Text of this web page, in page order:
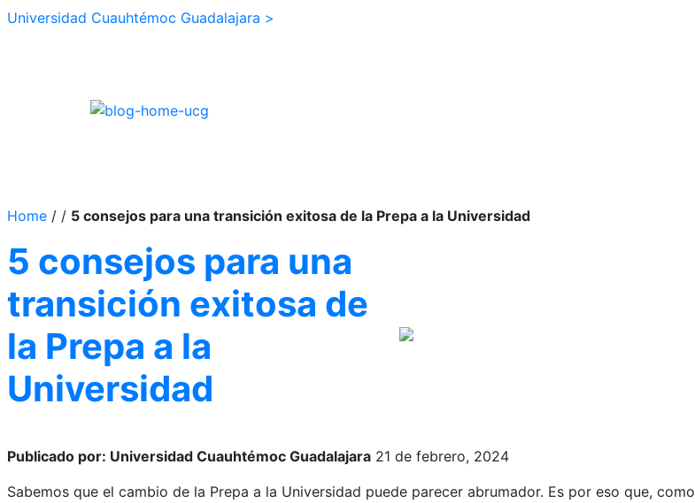
Universidad Cuauhtémoc Guadalajara >
Home / / 5 consejos para una transición exitosa de la Prepa a la Universidad
5 consejos para una
transición exitosa de
la Prepa a la
Universidad
Publicado por: Universidad Cuauhtémoc Guadalajara 21 de febrero, 2024
Sabemos que el cambio de la Prepa a la Universidad puede parecer abrumador. Es por eso que, como